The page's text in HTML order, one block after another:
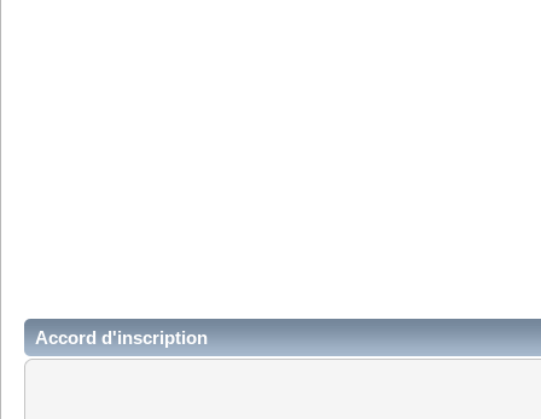
Accord d'inscription